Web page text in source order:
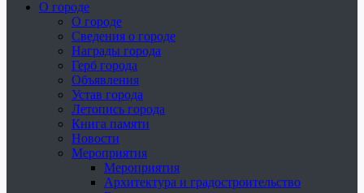
О городе
О городе
Сведения о городе
Награды города
Герб города
Объявления
Устав города
Летопись города
Книга памяти
Новости
Мероприятия
Мероприятия
Архитектура и градостроительство